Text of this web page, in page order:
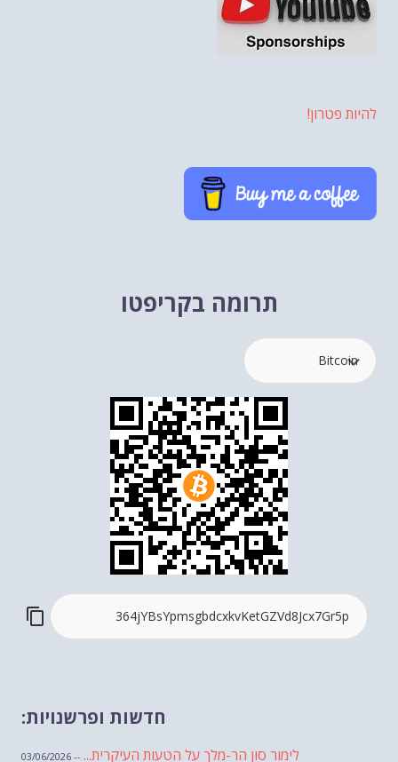
להיות פטרון!
תרומה בקריפטו
חדשות ופרשנויות:
לימור סון הר-מלך על הטעות העיקרית... -- 03/06/2026